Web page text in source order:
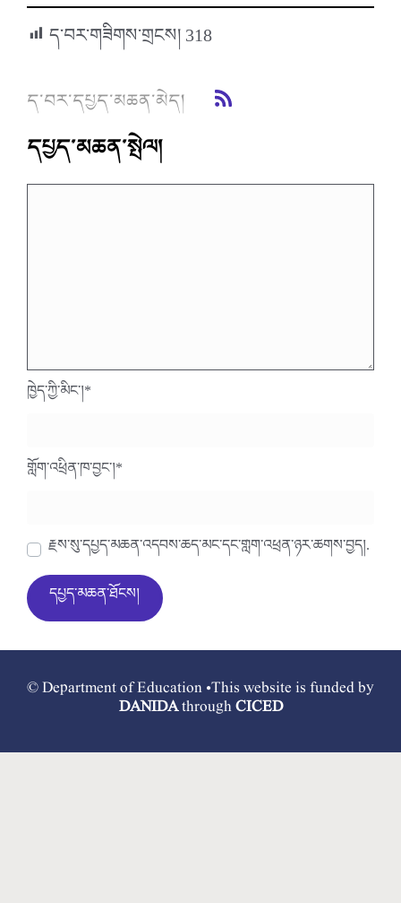
ད་བར་གཟིགས་གྲངས།318
ད་བར་དཔྱད་མཆན་མེད།
དཔྱད་མཆན་སྤེལ།
ཁྱེད་ཀྱི་མིང་།*
གློག་འཕྲིན་ཁ་བྱང་།*
རྗེས་སུ་དཔྱད་མཆན་འདེབས་ཆེད་མིང་དང་གློག་འཕྲིན་ཉར་ཚགས་བྱེད།.
© Department of Education •This website is funded by
DANIDAthroughCICED